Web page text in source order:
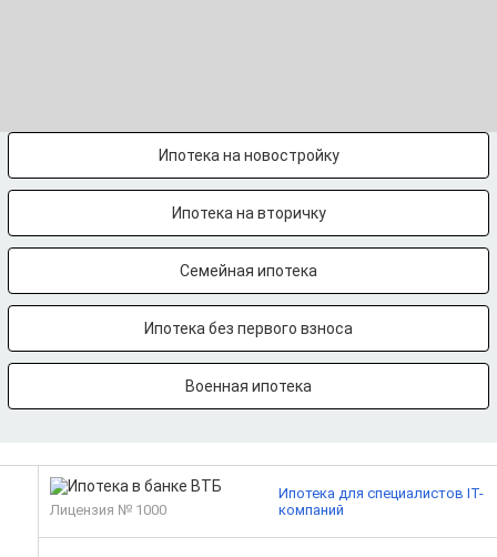
Ипотека на новостройку
Ипотека на вторичку
Семейная ипотека
Ипотека без первого взноса
Военная ипотека
Лицензия № 1000
Ипотека для специалистов IT-
компаний